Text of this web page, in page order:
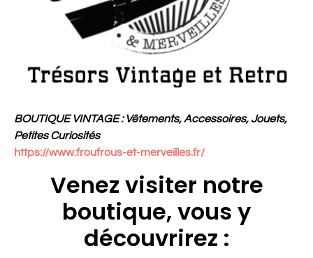
BOUTIQUE VINTAGE : Vêtements, Accessoires, Jouets,
Petites Curiosités
https://www.froufrous-et-merveilles.fr/
Venez visiter notre
boutique, vous y
découvrirez :